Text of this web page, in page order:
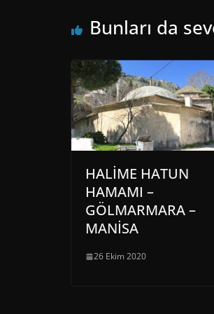
Bunları da
HALİME HATUN
HAMAMI –
GÖLMARMARA –
MANİSA
26 Ekim 2020